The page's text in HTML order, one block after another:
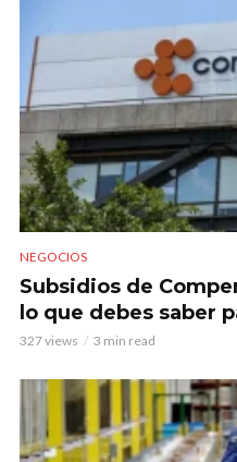
NEGOCIOS
Subsidios de
lo que debes saber
327 views 3 min read